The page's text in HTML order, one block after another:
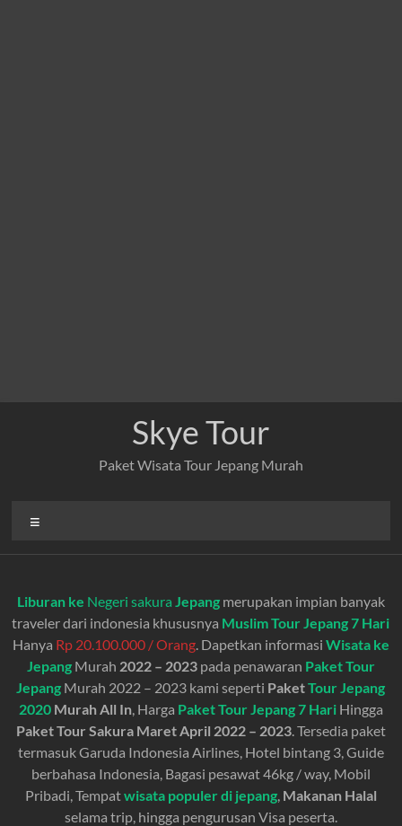
Skye Tour
Paket Wisata Tour Jepang Murah
Liburan ke Negeri sakura Jepangmerupakan impian banyak
traveler dari indonesia khususnya Muslim Tour Jepang 7 Hari
Hanya Rp 20.100.000 / Orang. Dapetkan informasi Wisata ke
JepangMurah 2022 – 2023pada penawaran Paket Tour
Jepang Murah 2022 – 2023 kami seperti PaketTour Jepang
2020 Murah All In, Harga Paket Tour Jepang 7 HariHingga
Paket Tour Sakura Maret April 2022 – 2023. Tersedia paket
termasuk Garuda Indonesia Airlines, Hotel bintang 3, Guide
berbahasa Indonesia, Bagasi pesawat 46kg / way, Mobil
Pribadi, Tempatwisata populer di jepang, Makanan Halal
selama trip, hingga pengurusan Visa peserta.